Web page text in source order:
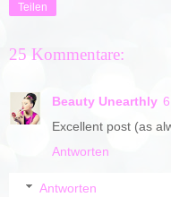
Teilen
25 Kommentare:
Beauty Unearthly
Excellent post (as
Antworten
Antworten